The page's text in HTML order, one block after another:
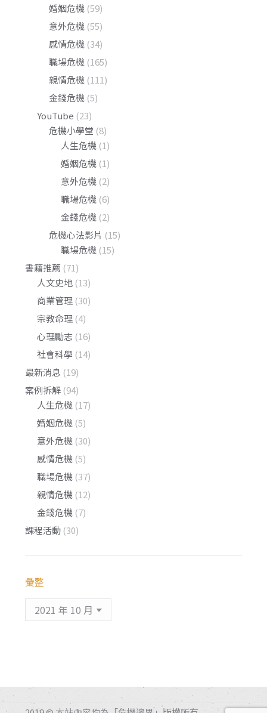
婚姻危機 (59)
意外危機 (55)
感情危機 (34)
職場危機 (165)
親情危機 (111)
金錢危機 (5)
YouTube (23)
危機小學堂 (8)
人生危機 (1)
婚姻危機 (1)
意外危機 (2)
職場危機 (6)
金錢危機 (2)
危機心法影片 (15)
職場危機 (15)
書籍推薦 (71)
人文史地 (13)
商業管理 (30)
宗教命理 (4)
心理勵志 (16)
社會科學 (14)
最新消息 (19)
案例拆解 (94)
人生危機 (17)
婚姻危機 (5)
意外危機 (30)
感情危機 (5)
職場危機 (37)
親情危機 (12)
金錢危機 (7)
課程活動 (30)
彙整
整